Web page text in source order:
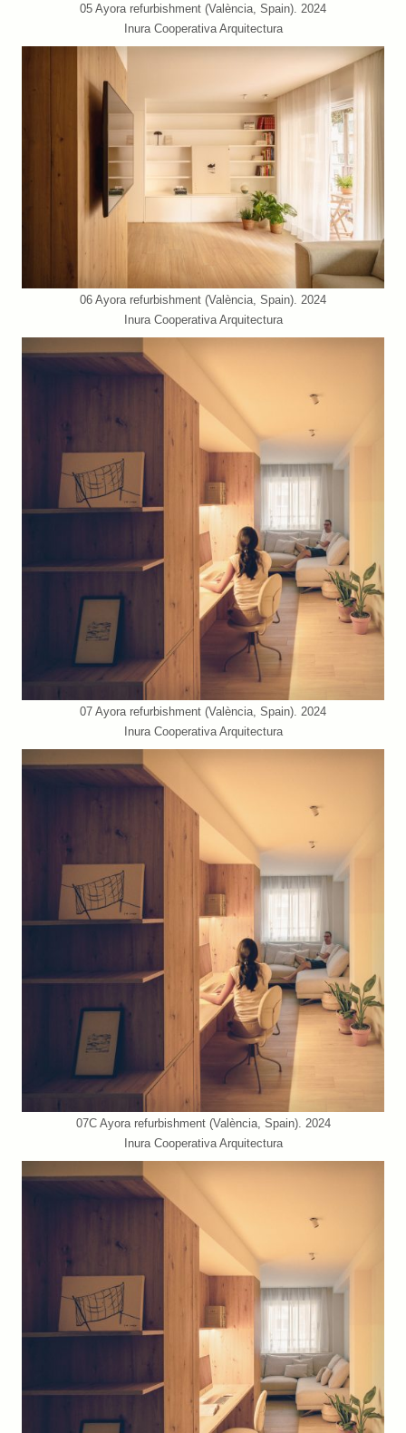
05 Ayora refurbishment (València, Spain). 2024
Inura Cooperativa Arquitectura
06 Ayora refurbishment (València, Spain). 2024
Inura Cooperativa Arquitectura
07 Ayora refurbishment (València, Spain). 2024
Inura Cooperativa Arquitectura
07C Ayora refurbishment (València, Spain). 2024
Inura Cooperativa Arquitectura